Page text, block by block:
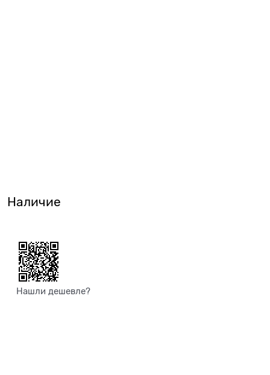
Наличие
Нашли дешевле?